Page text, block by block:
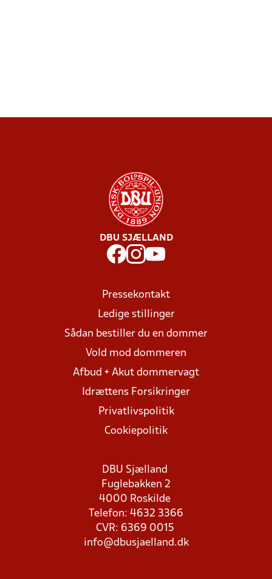
DBU SJÆLLAND
Pressekontakt
Ledige stillinger
Sådan bestiller du en dommer
Vold mod dommeren
Afbud + Akut dommervagt
Idrættens Forsikringer
Privatlivspolitik
Cookiepolitik
DBU Sjælland
Fuglebakken 2
4000 Roskilde
Telefon: 4632 3366
CVR: 6369 0015
info@dbusjaelland.dk